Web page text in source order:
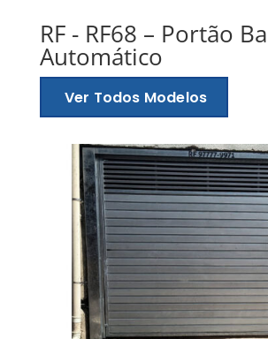
RF - RF68 – Portão
Automático
Ver Todos Modelos